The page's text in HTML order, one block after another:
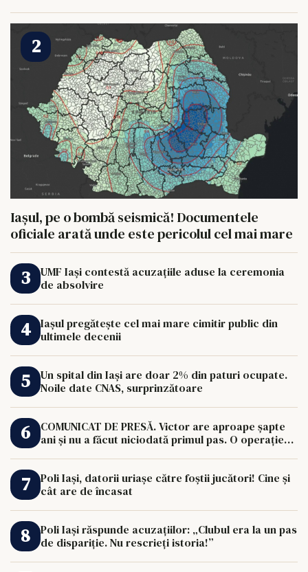
HRANI UN ELEFANT
Iașul, pe o bombă seismică! Documentele
oficiale arată unde este pericolul cel mai mare
UMF Iași contestă acuzațiile aduse la ceremonia
de absolvire
Iașul pregătește cel mai mare cimitir public din
ultimele decenii
Un spital din Iași are doar 2% din paturi ocupate.
Noile date CNAS, surprinzătoare
COMUNICAT DE PRESĂ. Victor are aproape șapte
ani și nu a făcut niciodată primul pas. O operație
Poli Iași, datorii uriașe către foștii jucători! Cine și
cât are de încasat
Poli Iași răspunde acuzațiilor: „Clubul era la un pas
de dispariție. Nu rescrieți istoria!”